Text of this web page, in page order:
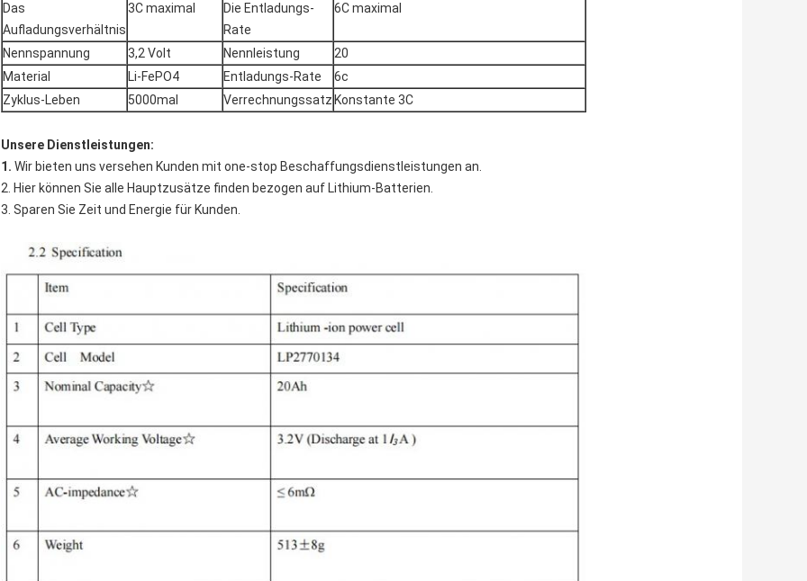
Das
Aufladungsverhältnis
3C maximal
Die Entladungs-
Rate
6C maximal
Nennspannung 3,2 Volt Nennleistung
20
Material
Li-FePO4 Entladungs-Rate
6c
Zyklus-Leben
5000mal Verrechnungssatz Konstante 3C
Unsere Dienstleistungen:
1. Wir bieten uns versehen Kunden mit one-stop Beschaffungsdienstleistungen an.
2. Hier können Sie alle Hauptzusätze finden bezogen auf Lithium-Batterien.
3. Sparen Sie Zeit und Energie für Kunden.